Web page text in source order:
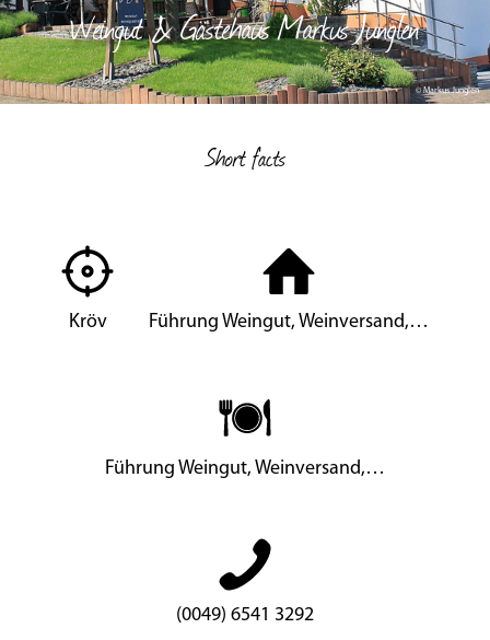
© Markus Junglen
Weingut & Gästehaus Markus Junglen
Short facts
Kröv Führung Weingut, Weinversand,…
Führung Weingut, Weinversand,…
(0049) 6541 3292